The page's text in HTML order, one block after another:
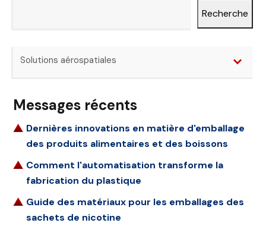
Recherche
Solutions aérospatiales
Messages récents
Dernières innovations en matière d'emballage
des produits alimentaires et des boissons
Comment l'automatisation transforme la
fabrication du plastique
Guide des matériaux pour les emballages des
sachets de nicotine